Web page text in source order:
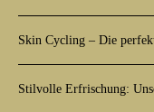
Skin Cycling – Die
Stilvolle Erfrischung: